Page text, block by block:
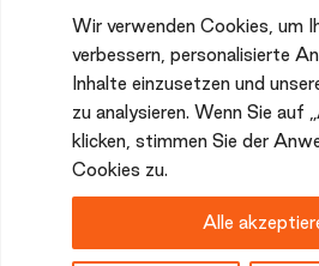
Wir verwenden Cookies, um
verbessern, personalisierte
Inhalte einzusetzen und
zu analysieren. Wenn Sie auf
klicken, stimmen Sie der
Cookies zu.
Alle
Hitze? Das
Welch besserer kulinarischer
Hochsommer machen als den, in
Trotz großer Gruppe konnten die
von San Marco uns schnell